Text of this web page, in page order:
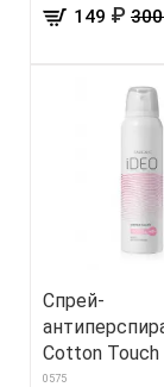
149 ₽
Спрей-
Cotton Touch
0575